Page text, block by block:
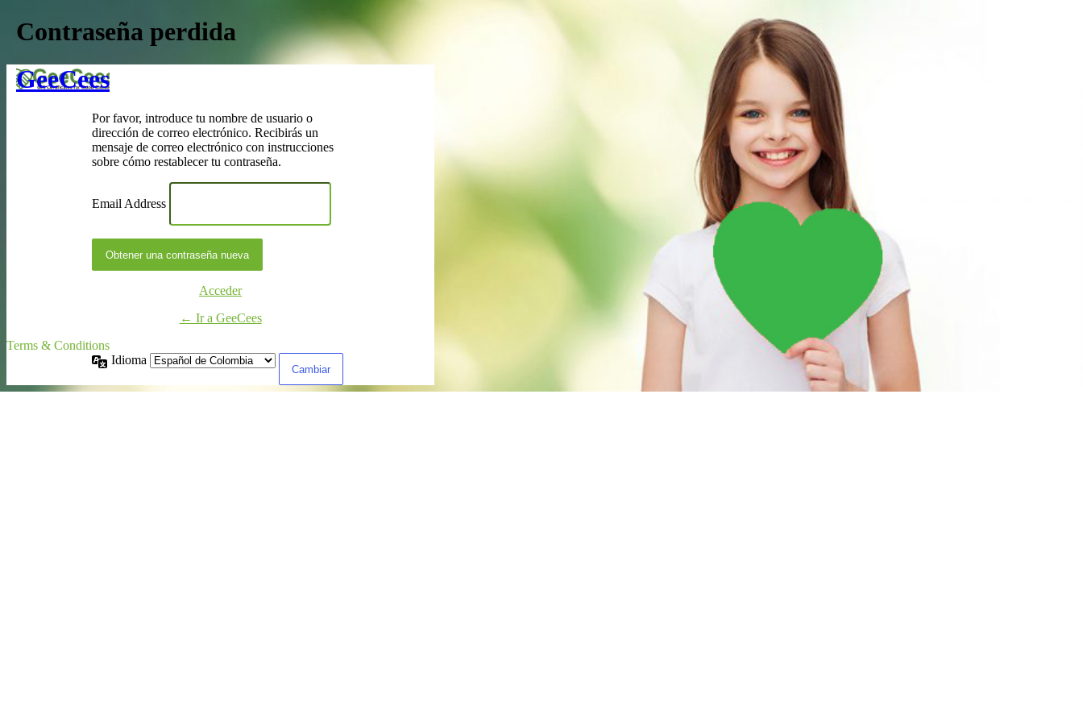
Contraseña perdida
GeeCees
Por favor, introduce tu nombre de usuario o
dirección de correo electrónico. Recibirás un
mensaje de correo electrónico con instrucciones
sobre cómo restablecer tu contraseña.
Email Address
Acceder
← Ir a GeeCees
Terms & Conditions
Idioma